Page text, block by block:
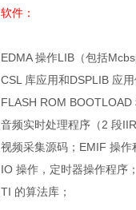
软件：
EDMA 操作LIB（包括
CSL 库应用和DSPLIB 应
FLASH ROM BOOTLOAD
音频实时处理程序（2 段
视频采集源码；EMIF 操作
IO 操作，定时器操作程序；
TI 的算法库；